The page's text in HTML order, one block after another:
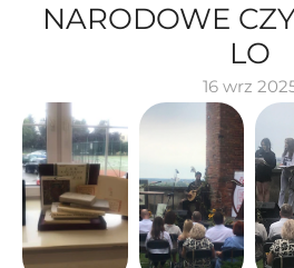
NARODOWE
LO
16 wrz